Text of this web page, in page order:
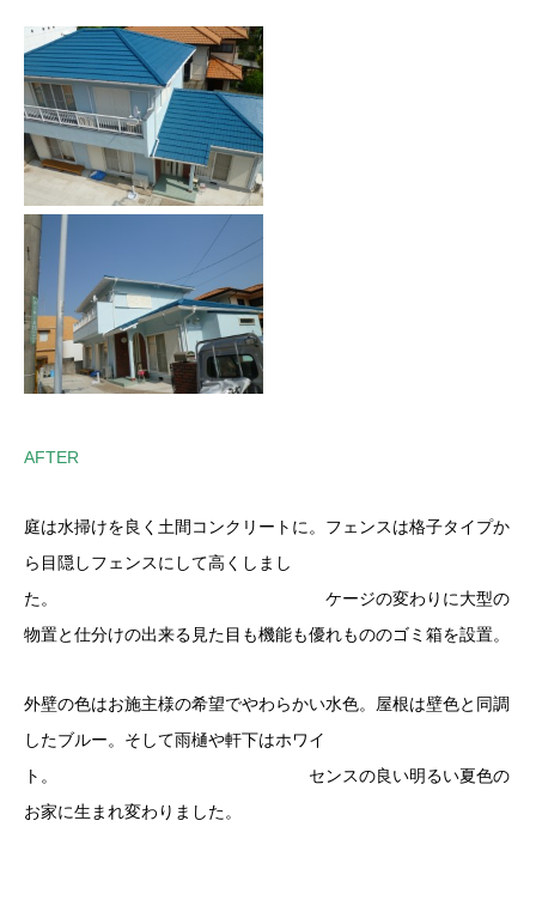
AFTER
庭は水掃けを良く土間コンクリートに。フェンスは格子タイプか
ら目隠しフェンスにして高くしまし
た。 ケージの変わりに大型の
物置と仕分けの出来る見た目も機能も優れもののゴミ箱を設置。
外壁の色はお施主様の希望でやわらかい水色。屋根は壁色と同調
したブルー。そして雨樋や軒下はホワイ
ト。 センスの良い明るい夏色の
お家に生まれ変わりました。